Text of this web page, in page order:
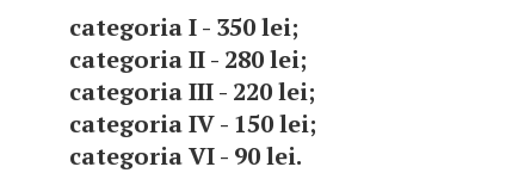
categoria I - 350 lei;
categoria II - 280 lei;
categoria III - 220 lei;
categoria IV - 150 lei;
categoria VI - 90 lei.